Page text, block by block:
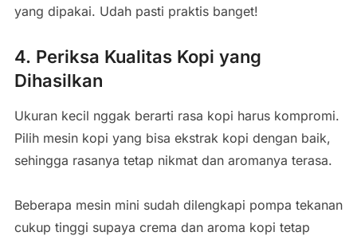
yang dipakai. Udah pasti praktis banget!
4. Periksa Kualitas Kopi yang
Dihasilkan
Ukuran kecil nggak berarti rasa kopi harus kompromi.
Pilih mesin kopi yang bisa ekstrak kopi dengan baik,
sehingga rasanya tetap nikmat dan aromanya terasa.
Beberapa mesin mini sudah dilengkapi pompa tekanan
cukup tinggi supaya crema dan aroma kopi tetap